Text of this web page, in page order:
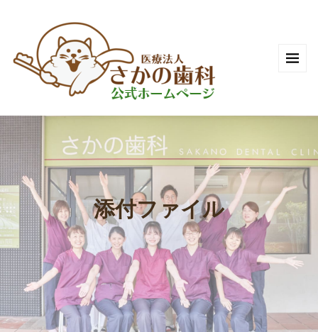
添付ファイル